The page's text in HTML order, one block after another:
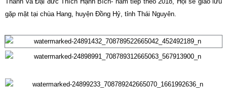
gặp mặt tại chùa Hang, huyện Đồng Hỷ, tỉnh Thái Nguyên.